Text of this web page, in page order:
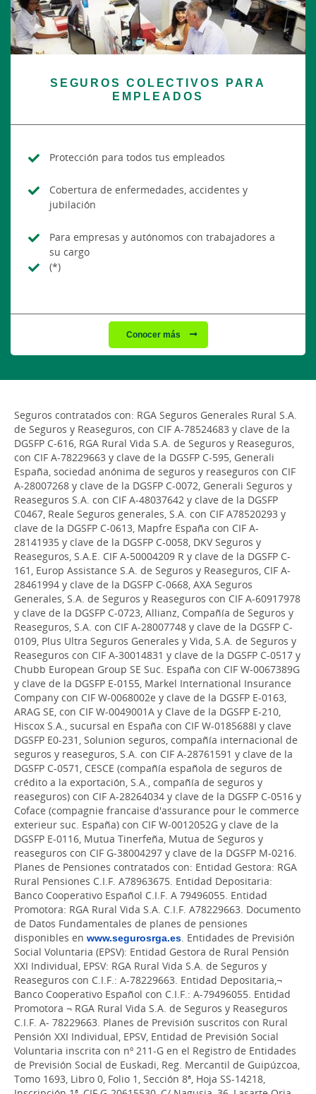
SEGUROS COLECTIVOS PARA
EMPLEADOS
Protección para todos tus empleados
Cobertura de enfermedades, accidentes y
jubilación
Para empresas y autónomos con trabajadores a
su cargo
(*)
Conocer más
Seguros contratados con: RGA Seguros Generales Rural S.A.
de Seguros y Reaseguros, con CIF A-78524683 y clave de la
DGSFP C-616, RGA Rural Vida S.A. de Seguros y Reaseguros,
con CIF A-78229663 y clave de la DGSFP C-595, Generali
España, sociedad anónima de seguros y reaseguros con CIF
A-28007268 y clave de la DGSFP C-0072, Generali Seguros y
Reaseguros S.A. con CIF A-48037642 y clave de la DGSFP
C0467, Reale Seguros generales, S.A. con CIF A78520293 y
clave de la DGSFP C-0613, Mapfre España con CIF A-
28141935 y clave de la DGSFP C-0058, DKV Seguros y
Reaseguros, S.A.E. CIF A-50004209 R y clave de la DGSFP C-
161, Europ Assistance S.A. de Seguros y Reaseguros, CIF A-
28461994 y clave de la DGSFP C-0668, AXA Seguros
Generales, S.A. de Seguros y Reaseguros con CIF A-60917978
y clave de la DGSFP C-0723, Allianz, Compañía de Seguros y
Reaseguros, S.A. con CIF A-28007748 y clave de la DGSFP C-
0109, Plus Ultra Seguros Generales y Vida, S.A. de Seguros y
Reaseguros con CIF A-30014831 y clave de la DGSFP C-0517 y
Chubb European Group SE Suc. España con CIF W-0067389G
y clave de la DGSFP E-0155, Markel International Insurance
Company con CIF W-0068002e y clave de la DGSFP E-0163,
ARAG SE, con CIF W-0049001A y Clave de la DGSFP E-210,
Hiscox S.A., sucursal en España con CIF W-0185688I y clave
DGSFP E0-231, Solunion seguros, compañía internacional de
seguros y reaseguros, S.A. con CIF A-28761591 y clave de la
DGSFP C-0571, CESCE (compañía española de seguros de
crédito a la exportación, S.A., compañía de seguros y
reaseguros) con CIF A-28264034 y clave de la DGSFP C-0516 y
Coface (compagnie francaise d'assurance pour le commerce
exterieur suc. España) con CIF W-0012052G y clave de la
DGSFP E-0116, Mutua Tinerfeña, Mutua de Seguros y
reaseguros con CIF G-38004297 y clave de la DGSFP M-0216.
Planes de Pensiones contratados con: Entidad Gestora: RGA
Rural Pensiones C.I.F. A78963675. Entidad Depositaria:
Banco Cooperativo Español C.I.F. A 79496055. Entidad
Promotora: RGA Rural Vida S.A. C.I.F. A78229663. Documento
de Datos Fundamentales de planes de pensiones
disponibles en www.segurosrga.es. Entidades de Previsión
Social Voluntaria (EPSV): Entidad Gestora de Rural Pensión
XXI Individual, EPSV: RGA Rural Vida S.A. de Seguros y
Reaseguros con C.I.F.: A-78229663. Entidad Depositaria,¬
Banco Cooperativo Español con C.I.F.: A-79496055. Entidad
Promotora ¬ RGA Rural Vida S.A. de Seguros y Reaseguros
C.I.F. A- 78229663. Planes de Previsión suscritos con Rural
Pensión XXI Individual, EPSV, Entidad de Previsión Social
Voluntaria inscrita con nº 211-G en el Registro de Entidades
de Previsión Social de Euskadi, Reg. Mercantil de Guipúzcoa,
Tomo 1693, Libro 0, Folio 1, Sección 8ª, Hoja SS-14218,